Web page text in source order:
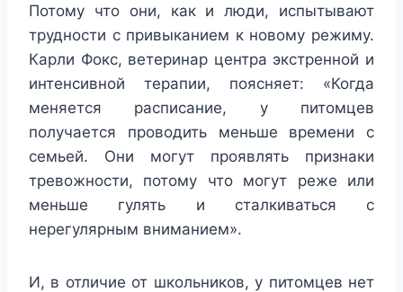
Потому что они, как и люди, испытывают
трудности с привыканием к новому режиму.
Карли Фокс, ветеринар центра экстренной и
интенсивной терапии, поясняет: «Когда
меняется расписание, у питомцев
получается проводить меньше времени с
семьей. Они могут проявлять признаки
тревожности, потому что могут реже или
меньше гулять и сталкиваться с
нерегулярным вниманием».
И, в отличие от школьников, у питомцев нет